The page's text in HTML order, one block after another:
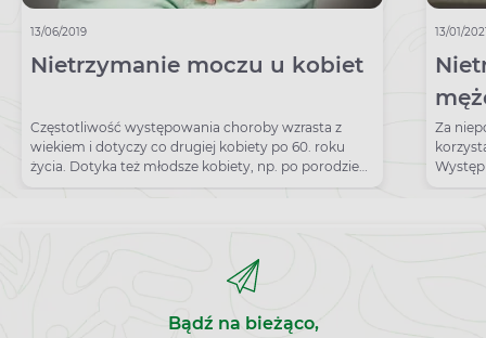
13/06/2019
Nietrzymanie moczu u kobiet
Częstotliwość występowania choroby wzrasta z
wiekiem i dotyczy co drugiej kobiety po 60. roku
życia. Dotyka też młodsze kobiety, np. po porodzie
naturalnym.
13/01/
Za
Bądź na bieżąco,